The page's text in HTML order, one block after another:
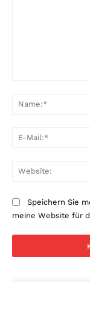
Speichern Sie
meine Website für